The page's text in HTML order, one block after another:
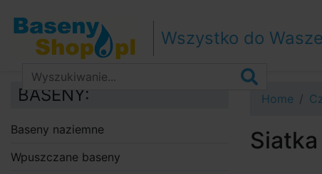
Przejdź do treści
Przejdź do paska bocznegoWszystko do
Home
BASENY:
Baseny naziemne
Wpuszczane baseny